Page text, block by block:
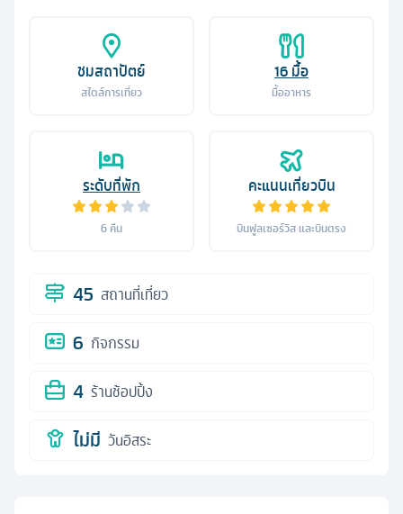
ชมสถาปัตย์
สไตล์การเที่ยว
16มื้อ
มื้ออาหาร
ระดับที่พัก
6 คืน
คะแนนเที่ยวบิน
บินฟูลเซอร์วิส และบินตรง
45 สถานที่เที่ยว
6 กิจกรรม
4 ร้านช้อปปิ้ง
ไม่มี วันอิสระ